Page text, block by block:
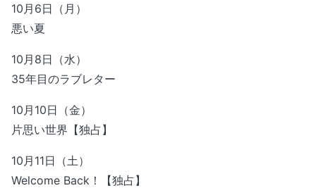
10月6日（月）
悪い夏
10月8日（水）
35年目のラブレター
10月10日（金）
片思い世界【独占】
10月11日（土）
Welcome Back！【独占】